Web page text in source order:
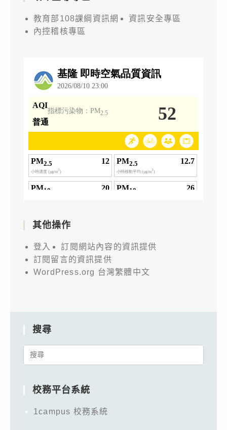
教育部108課綱資訊網
資訊安全專區
內控稽核專區
其他操作
登入
訂閱網站內容的資訊提供
訂閱留言的資訊提供
WordPress.org 台灣繁體中文
搜尋
Search
校務平台系統
1campus 校務系統